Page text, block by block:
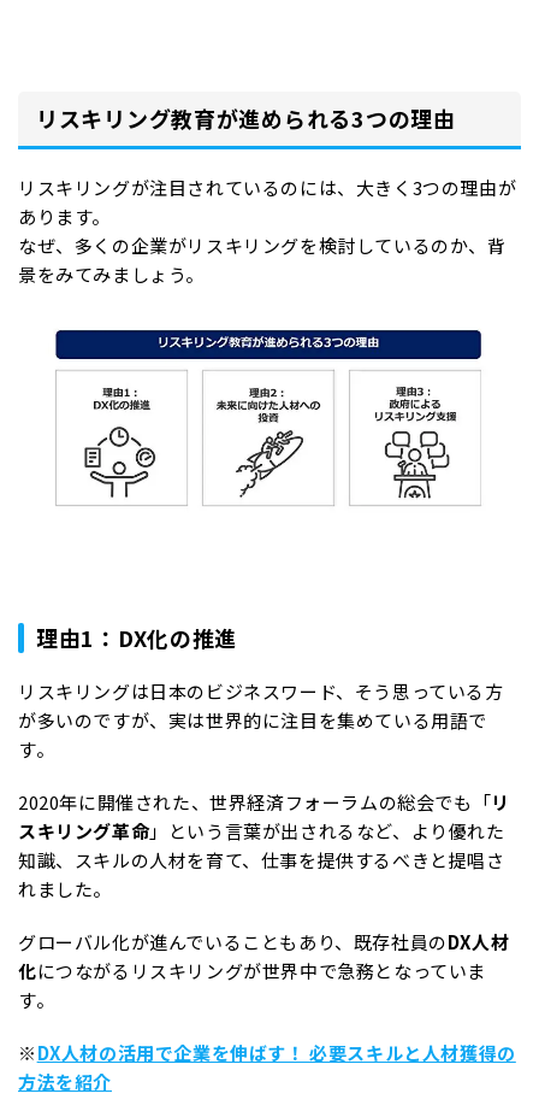
リスキリング教育が進められる3つの理由
リスキリングが注目されているのには、大きく3つの理由が
あります。
なぜ、多くの企業がリスキリングを検討しているのか、背
景をみてみましょう。
理由1：DX化の推進
リスキリングは日本のビジネスワード、そう思っている方
が多いのですが、実は世界的に注目を集めている用語で
す。
2020年に開催された、世界経済フォーラムの総会でも「リ
スキリング革命」という言葉が出されるなど、より優れた
知識、スキルの人材を育て、仕事を提供するべきと提唱さ
れました。
グローバル化が進んでいることもあり、既存社員のDX人材
化につながるリスキリングが世界中で急務となっていま
す。
※DX人材の活用で企業を伸ばす！ 必要スキルと人材獲得の
方法を紹介